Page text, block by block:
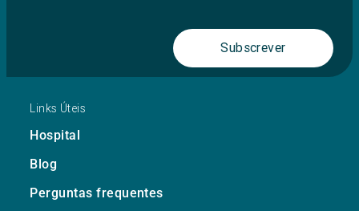
Subscrever
Links Úteis
Hospital
Blog
Perguntas frequentes